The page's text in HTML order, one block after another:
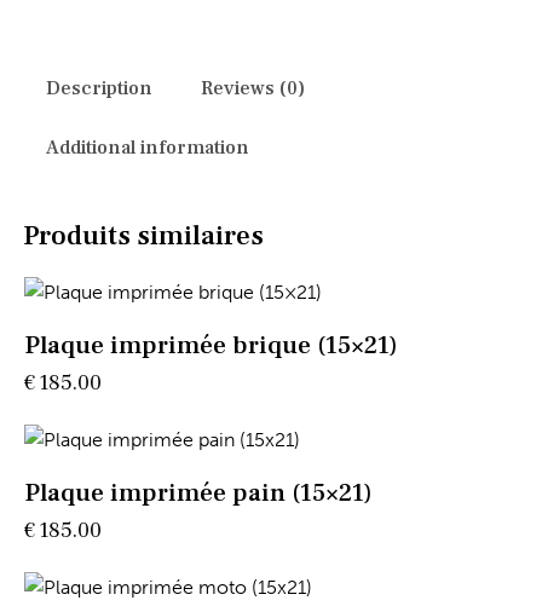
Description Reviews (0)
Additional information
Produits similaires
Plaque imprimée brique (15×21)
€185.00
Plaque imprimée pain (15×21)
€185.00